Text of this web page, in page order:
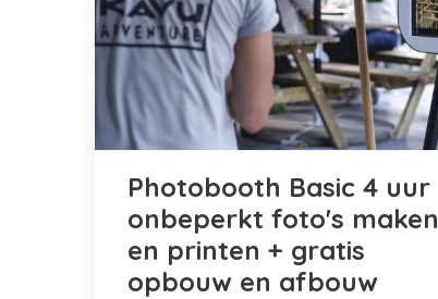
Photobooth Basic 4 uur
onbeperkt foto's maken
en printen + gratis
opbouw en afbouw